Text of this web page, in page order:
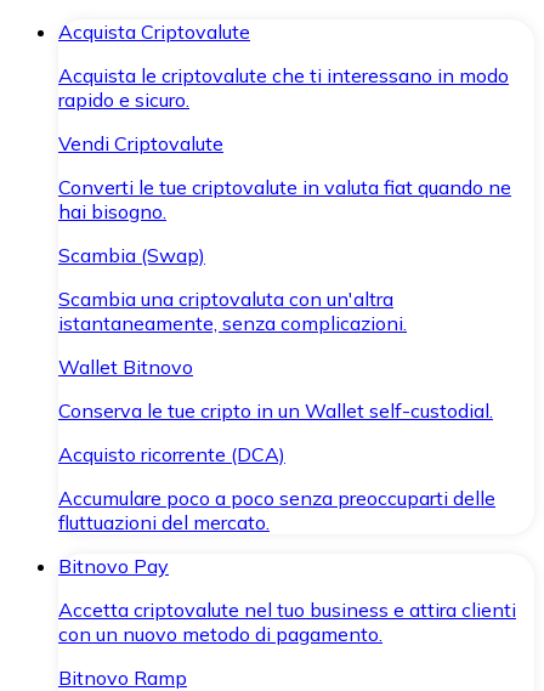
Acquista Criptovalute
Acquista le criptovalute che ti interessano in modo
rapido e sicuro.
Vendi Criptovalute
Converti le tue criptovalute in valuta fiat quando ne
hai bisogno.
Scambia (Swap)
Scambia una criptovaluta con un'altra
istantaneamente, senza complicazioni.
Wallet Bitnovo
Conserva le tue cripto in un Wallet self-custodial.
Acquisto ricorrente (DCA)
Accumulare poco a poco senza preoccuparti delle
fluttuazioni del mercato.
Bitnovo Pay
Accetta criptovalute nel tuo business e attira clienti
con un nuovo metodo di pagamento.
Bitnovo Ramp